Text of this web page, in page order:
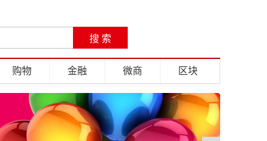
购物 金融 微商 区块